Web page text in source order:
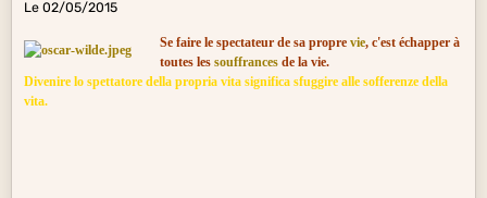
Le 02/05/2015
Se faire le spectateur de sa propre vie, c'est échapper à
toutes les souffrancesde la vie.
Divenire lo spettatore della propria vita significa sfuggire alle sofferenze della
vita.